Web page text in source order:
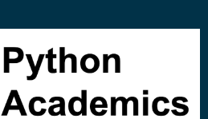
ン
ン
ツ
へ